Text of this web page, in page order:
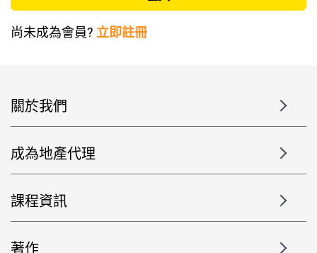
尚未成為會員? 立即註冊
關於我們
成為地產代理
課程資訊
著作